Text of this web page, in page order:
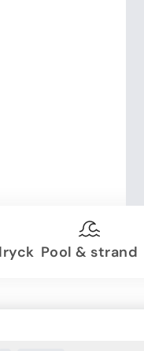
Pool & strand